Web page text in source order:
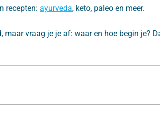
recepten: ayurveda, keto, paleo en meer.
maar vraag je je af: waar en hoe begin je?